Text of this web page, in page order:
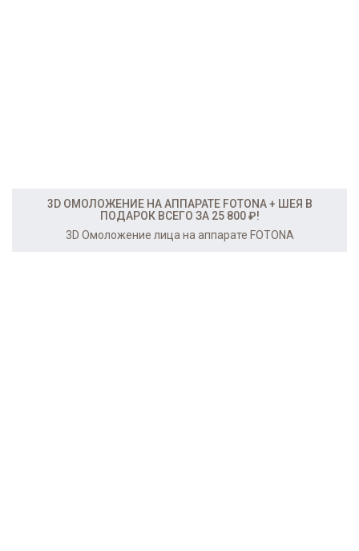
3D ОМОЛОЖЕНИЕ НА АППАРАТЕ FOTONA + ШЕЯ В
ПОДАРОК ВСЕГО ЗА 25 800 ₽!
3D Омоложение лица на аппарате FOTONA